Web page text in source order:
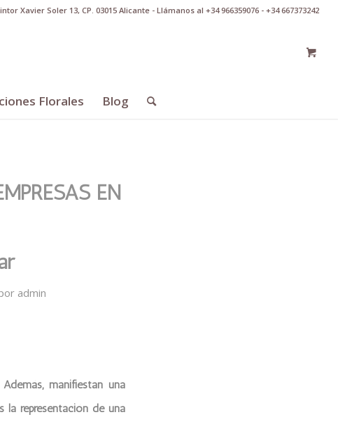
Xavier Soler 13, CP. 03015 Alicante - Llámanos al +34 966359076 - +34 667373242
Florales Blog
EN
admin
manifiestan una
la representación de una